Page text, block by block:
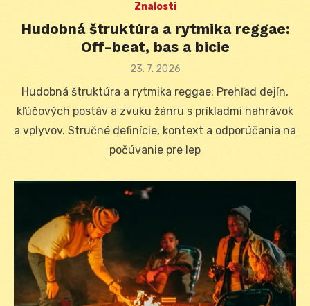
Znalosti
Hudobná štruktúra a rytmika reggae:
Off-beat, bas a bicie
Posted
23. 7. 2026
Hudobná štruktúra a rytmika reggae: Prehľad dejín,
kľúčových postáv a zvuku žánru s príkladmi nahrávok
a vplyvov. Stručné definície, kontext a odporúčania na
počúvanie pre lep